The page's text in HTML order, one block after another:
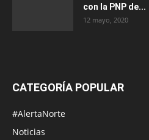
con la PNP de...
12 mayo, 2020
CATEGORÍA POPULAR
#AlertaNorte
Noticias